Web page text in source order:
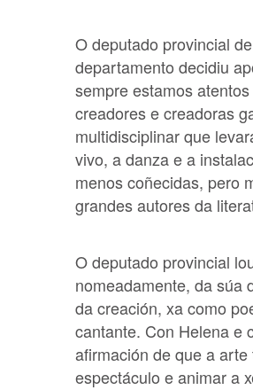
O deputado provincial
departamento decidiu
sempre estamos
creadores e creadoras
multidisciplinar que
vivo, a danza e a
menos coñecidas, pero
grandes autores da
O deputado provincial
nomeadamente, da súa
da creación, xa como
cantante. Con Helena e
afirmación de que a
espectáculo e animar a